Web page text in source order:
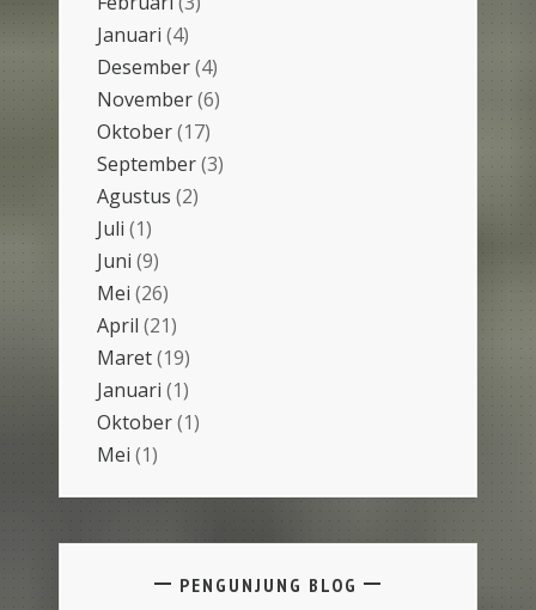
Januari (4)
Desember(4)
November(6)
Oktober(17)
September(3)
Agustus (2)
Juli (1)
Juni (9)
Mei (26)
April (21)
Maret(19)
Januari (1)
Oktober(1)
Mei (1)
PENGUNJUNG BLOG